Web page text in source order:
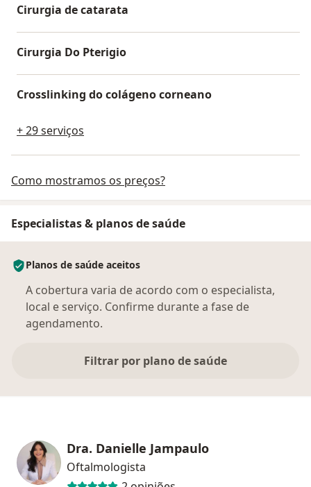
Cirurgia de catarata
Cirurgia Do Pterigio
Crosslinking do colágeno corneano
+ 29 serviços
Como mostramos os preços?
Especialistas & planos de saúde
Planos de saúde aceitos
A cobertura varia de acordo com o especialista,
local e serviço. Confirme durante a fase de
agendamento.
Filtrar por plano de saúde
Dra. Danielle Jampaulo
Oftalmologista